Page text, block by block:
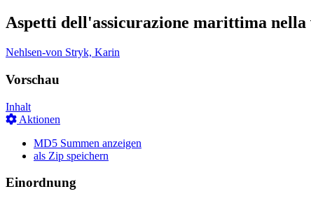
Aspetti dell'assicurazione marittima nella
Nehlsen-von Stryk, Karin
Vorschau
Inhalt
Aktionen
MD5 Summen anzeigen
als Zip speichern
Einordnung